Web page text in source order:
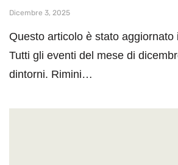
Dicembre 3, 2025
Questo articolo è stato aggiornato
Tutti gli eventi del mese di
dintorni. Rimini…